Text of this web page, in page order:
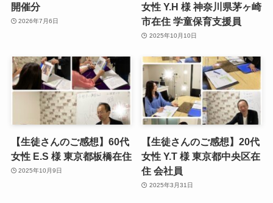
開催分
2026年7月6日
女性 Y.H 様 神奈川県茅ヶ崎
市在住 学童保育支援員
2025年10月10日
【生徒さんのご感想】60代
女性 E.S 様 東京都板橋在住
2025年10月9日
【生徒さんのご感想】20代
女性 Y.T 様 東京都中央区在
住 会社員
2025年3月31日